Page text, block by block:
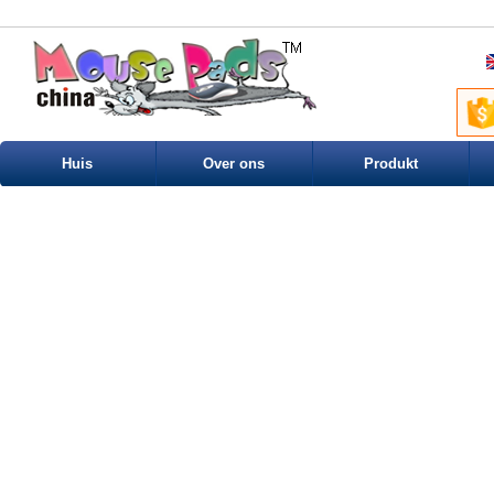
Huis Over ons Produkt